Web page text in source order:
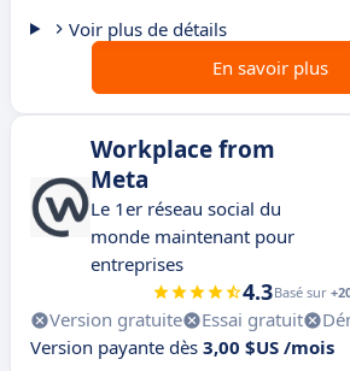
Voir plus de détails
En savoir plus
Workplace from
Meta
Le 1er réseau social du
monde maintenant pour
entreprises
4.3Basé sur
Version gratuite Essai gratuit
Version payante dès 3,00 $US /mois